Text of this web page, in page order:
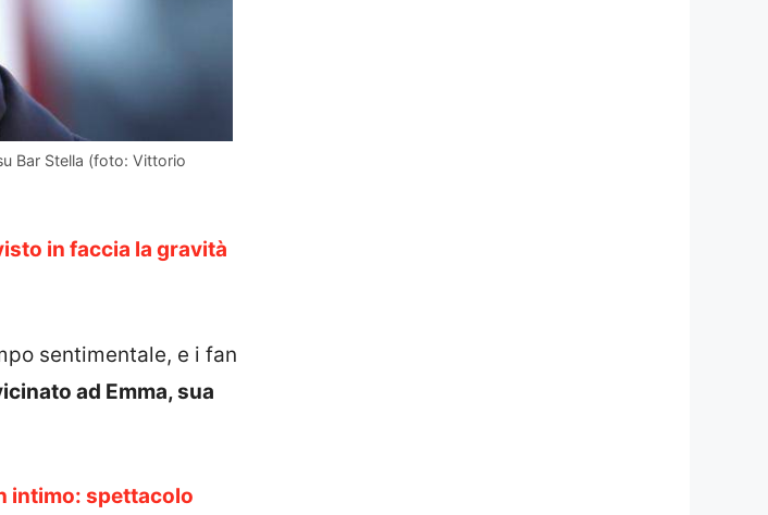
Bar Stella (foto: Vittorio
in faccia la gravità
sentimentale, e i fan
ad Emma, sua
intimo: spettacolo